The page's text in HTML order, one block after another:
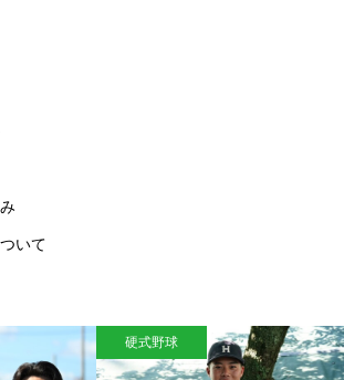
いて
硬式野球